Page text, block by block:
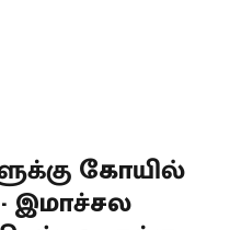
கோயில்
- இமாச்சல